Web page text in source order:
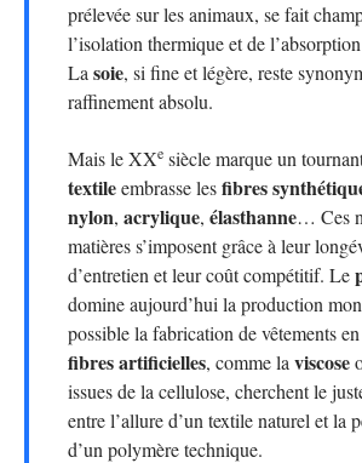
prélevée sur les animaux, se fait
l’isolation thermique et de
La soie, si fine et légère, reste
raffinement absolu.
Mais le XXe siècle marque un
textileembrasse lesfibres
nylon, acrylique, élasthanne… Ces
matières s’imposent grâce à leur
d’entretien et leur coût compétitif. Le
domine aujourd’hui la production
possible la fabrication de vêtements
fibres artificielles, comme la viscose
issues de la cellulose, cherchent le
entre l’allure d’un textile naturel et la
d’un polymère technique.